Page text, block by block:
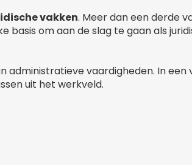
vakken. Meer dan een derde
basis om aan de slag te gaan als
administratieve vaardigheden. In een
uit het werkveld.